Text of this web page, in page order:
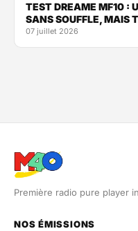
TEST DREAME MF10 :
SANS SOUFFLE, MAIS
07 juillet 2026
Première radio pure player
NOS ÉMISSIONS